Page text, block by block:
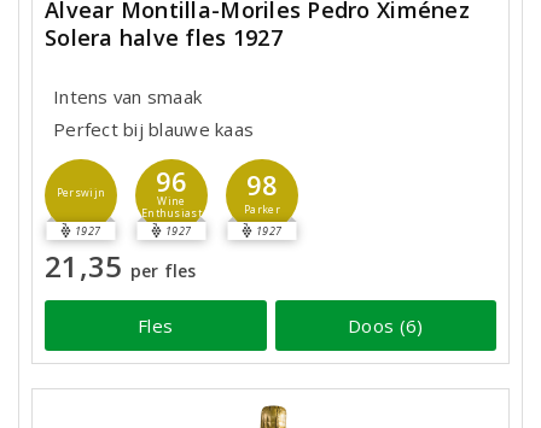
Alvear Montilla-Moriles Pedro Ximénez
Solera halve fles 1927
Intens van smaak
Perfect bij blauwe kaas
Perswijn
1927
96
Wine
Enthusiast
1927
98
Parker
1927
21,35 per fles
Fles Doos (6)